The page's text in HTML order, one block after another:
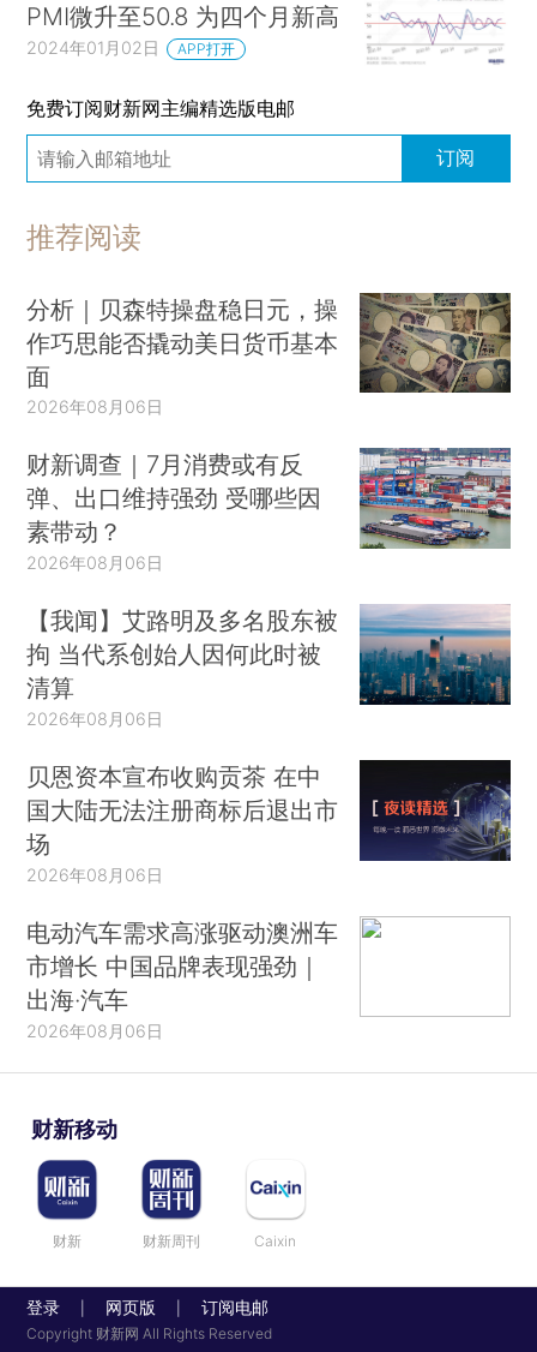
PMI微升至50.8 为四个月新高
2024年01月02日 APP打开
免费订阅财新网主编精选版电邮
订阅
推荐阅读
分析｜贝森特操盘稳日元，操
作巧思能否撬动美日货币基本
面
2026年08月06日
财新调查｜7月消费或有反
弹、出口维持强劲 受哪些因
素带动？
2026年08月06日
【我闻】艾路明及多名股东被
拘 当代系创始人因何此时被
清算
2026年08月06日
贝恩资本宣布收购贡茶 在中
国大陆无法注册商标后退出市
场
2026年08月06日
电动汽车需求高涨驱动澳洲车
市增长 中国品牌表现强劲｜
出海·汽车
2026年08月06日
财新移动
财新 财新周刊 Caixin
登录 网页版 订阅电邮
Copyright 财新网 All Rights Reserved